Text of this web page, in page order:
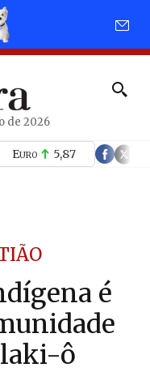
de 2026
Euro 5,87
é
ô